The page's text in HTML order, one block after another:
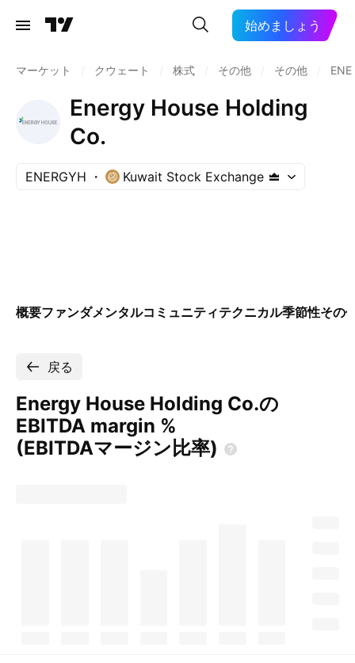
始めましょう
マーケット クウェート 株式 その他 その他
Energy House Holding
Co.
ENERGYH Kuwait Stock Exchange
概要ファンダメンタルコミュニティテクニカル季節性その
戻る
Energy House Holding Co.の
EBITDA margin %
(EBITDAマージン比率)